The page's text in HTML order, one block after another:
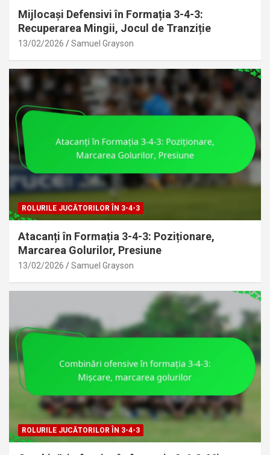
Mijlocași Defensivi în Formația 3-4-3:
Recuperarea Mingii, Jocul de Tranziție
13/02/2026 Samuel Grayson
ROLURILE JUCĂTORILOR ÎN 3-4-3
Atacanți în Formația 3-4-3: Poziționare,
Marcarea Golurilor, Presiune
13/02/2026 Samuel Grayson
ROLURILE JUCĂTORILOR ÎN 3-4-3